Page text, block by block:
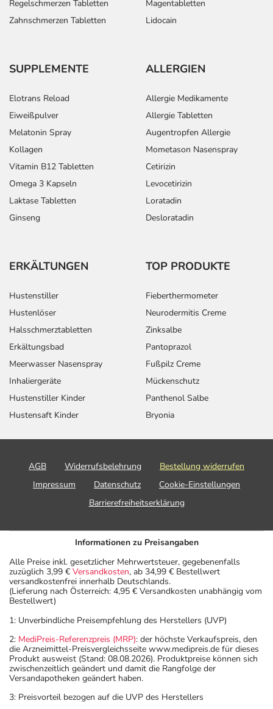
Regelschmerzen Tabletten
Zahnschmerzen Tabletten
Magentabletten
Lidocain
SUPPLEMENTE
Elotrans Reload
Eiweißpulver
Melatonin Spray
Kollagen
Vitamin B12 Tabletten
Omega 3 Kapseln
Laktase Tabletten
Ginseng
ALLERGIEN
Allergie Medikamente
Allergie Tabletten
Augentropfen Allergie
Mometason Nasenspray
Cetirizin
Levocetirizin
Loratadin
Desloratadin
ERKÄLTUNGEN
Hustenstiller
Hustenlöser
Halsschmerztabletten
Erkältungsbad
Meerwasser Nasenspray
Inhaliergeräte
Hustenstiller Kinder
Hustensaft Kinder
TOP PRODUKTE
Fieberthermometer
Neurodermitis Creme
Zinksalbe
Pantoprazol
Fußpilz Creme
Mückenschutz
Panthenol Salbe
Bryonia
AGB Widerrufsbelehrung
Bestellung widerrufen
Impressum
Datenschutz
Cookie-Einstellungen
Barrierefreiheitserklärung
Informationen zu Preisangaben
Alle Preise inkl. gesetzlicher Mehrwertsteuer, gegebenenfalls
zuzüglich 3,99 € Versandkosten, ab 34,99 € Bestellwert
versandkostenfrei innerhalb Deutschlands.
(Lieferung nach Österreich: 4,95 € Versandkosten unabhängig vom
Bestellwert)
1: Unverbindliche Preisempfehlung des Herstellers (UVP)
2: MediPreis-Referenzpreis (MRP): der höchste Verkaufspreis, den
die Arzneimittel-Preisvergleichsseite www.medipreis.de für dieses
Produkt ausweist (Stand: 08.08.2026). Produktpreise können sich
zwischenzeitlich geändert und damit die Rangfolge der
Versandapotheken geändert haben.
3: Preisvorteil bezogen auf die UVP des Herstellers